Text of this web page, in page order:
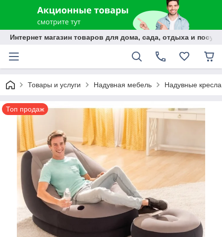
Интернет магазин товаров для дома, сада, отдыха и
Товары и услуги Надувная мебель Надувные
Топ продаж